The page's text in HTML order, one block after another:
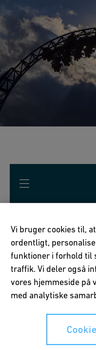
plast
Europa-Park Rust,
Siden grundlæggelsen i
til Tysklands største
Vi bruger cookies til,
ordentligt,
funktioner i forhold til
traffik. Vi deler også
vores hjemmeside på
med analytiske